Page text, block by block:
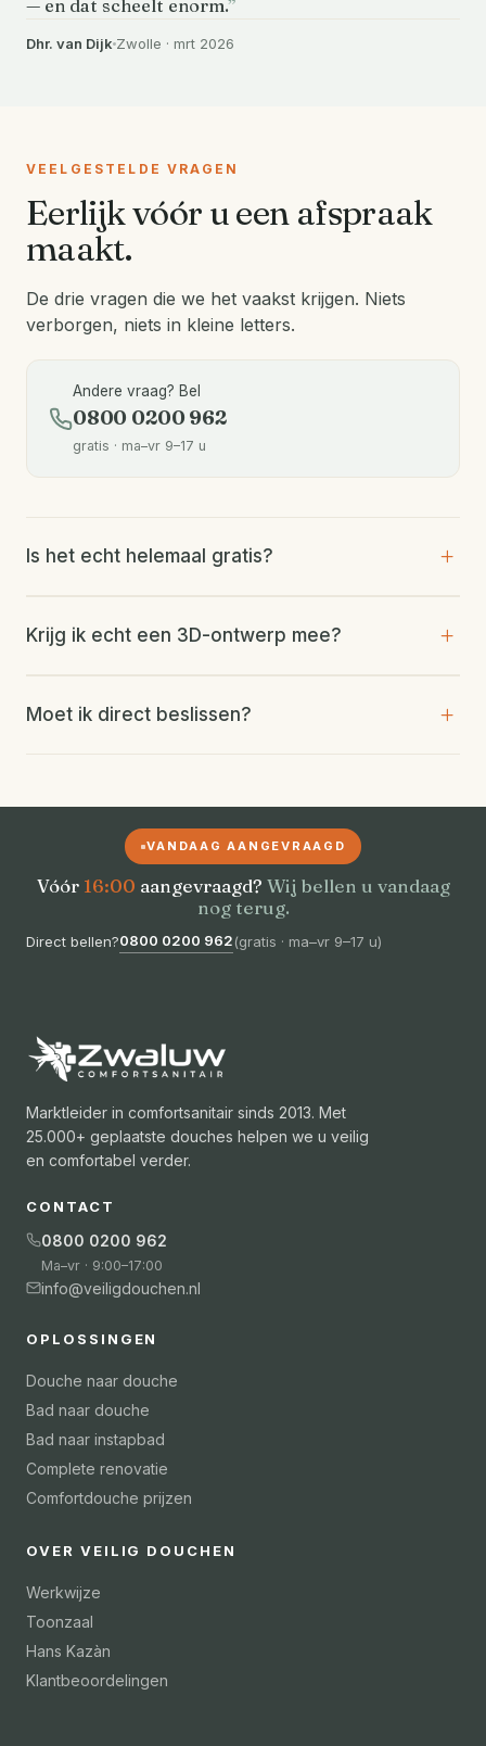
— en dat scheelt enorm.
Dhr. van Dijk Zwolle · mrt 2026
VEELGESTELDE VRAGEN
Eerlijk vóór u een afspraak
maakt.
De drie vragen die we het vaakst krijgen. Niets
verborgen, niets in kleine letters.
Andere vraag? Bel
0800 0200 962
gratis · ma–vr 9–17 u
Is het echt helemaal gratis?
Krijg ik echt een 3D-ontwerp mee?
Moet ik direct beslissen?
VANDAAG AANGEVRAAGD
Vóór 16:00 aangevraagd? Wij bellen u vandaag
nog terug.
Direct bellen?0800 0200 962(gratis · ma–vr 9–17 u)
Marktleider in comfortsanitair sinds 2013. Met
25.000+ geplaatste douches helpen we u veilig
en comfortabel verder.
CONTACT
0800 0200 962
Ma–vr · 9:00–17:00
info@veiligdouchen.nl
OPLOSSINGEN
Douche naar douche
Bad naar douche
Bad naar instapbad
Complete renovatie
Comfortdouche prijzen
OVER VEILIG DOUCHEN
Werkwijze
Toonzaal
Hans Kazàn
Klantbeoordelingen